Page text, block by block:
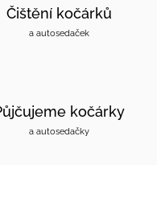
Čištění kočárků
a autosedaček
kočárky
a autosedačky